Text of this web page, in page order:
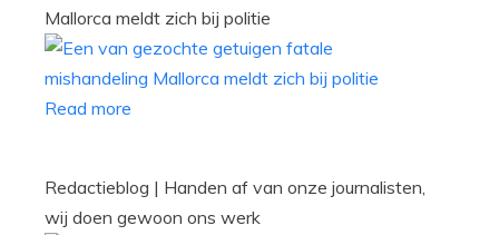
Mallorca meldt zich bij politie
Read more
Redactieblog | Handen af van onze journalisten,
wij doen gewoon ons werk